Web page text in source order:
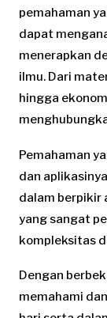
pemahaman
dapat
menerapkan
ilmu. Dari
hingga
Pemahaman
dan
dalam berpikir
yang sangat
kompleksitas
Dengan
memahami